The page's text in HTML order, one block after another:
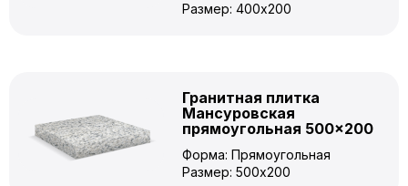
Размер: 400x200
Гранитная плитка
Мансуровская
прямоугольная 500×200
Форма: Прямоугольная
Размер: 500x200